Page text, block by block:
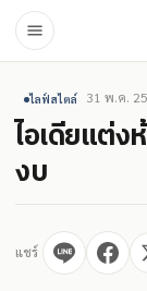
ไลฟ์สไตล์ 31 พ.ค.
ไอเดียแต่ง
งบ
แชร์